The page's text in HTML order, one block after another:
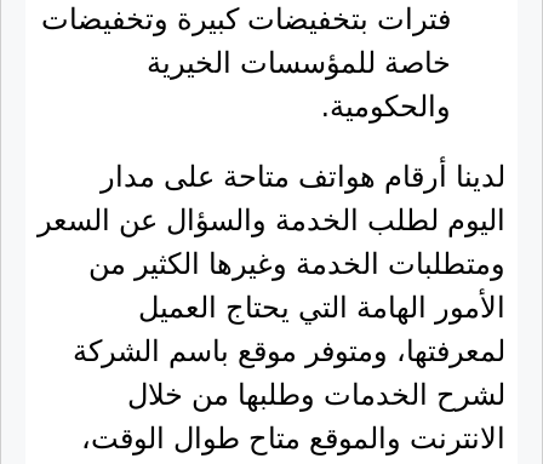
فترات بتخفيضات كبيرة وتخفيضات
خاصة للمؤسسات الخيرية
والحكومية.
لدينا أرقام هواتف متاحة على مدار
اليوم لطلب الخدمة والسؤال عن السعر
ومتطلبات الخدمة وغيرها الكثير من
الأمور الهامة التي يحتاج العميل
لمعرفتها، ومتوفر موقع باسم الشركة
لشرح الخدمات وطلبها من خلال
الانترنت والموقع متاح طوال الوقت،